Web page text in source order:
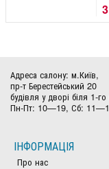
Адреса салону: м.Київ,
пр-т Берестейський 20
будівля у дворі біля 1-го
Пн-Пт: 10—19, Сб:
ІНФОРМАЦІЯ
Про нас